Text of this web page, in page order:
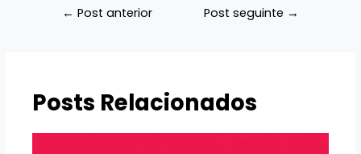
Navegação
← Post anterior Post seguinte →
Posts Relacionados